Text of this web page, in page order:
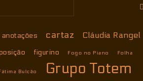
anotações cartaz Cláudia Rangel
figurino Fogo no Piano Folha
Bulcão Grupo Totem